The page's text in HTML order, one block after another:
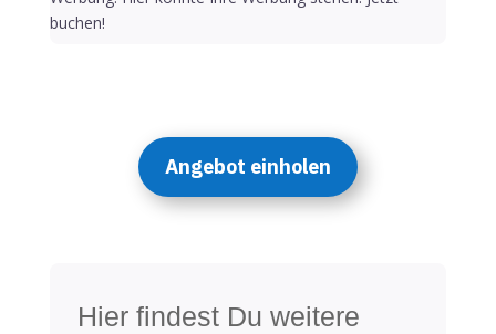
buchen!
Angebot einholen
Hier findest Du weitere